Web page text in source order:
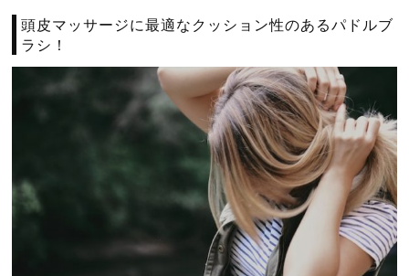
頭皮マッサージに最適なクッション性のあるパドルブ
ラシ！